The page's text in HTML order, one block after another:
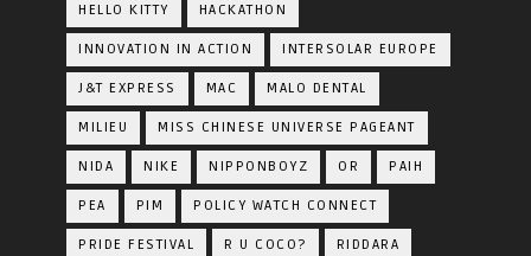
HELLO KITTY HACKATHON
INNOVATION IN ACTION INTERSOLAR EUROPE
J&T EXPRESS MAC MALO DENTAL
MILIEU MISS CHINESE UNIVERSE PAGEANT
NIDA NIKE NIPPONBOYZ OR PAIH
PEA PIM POLICY WATCH CONNECT
PRIDE FESTIVAL R U COCO? RIDDARA